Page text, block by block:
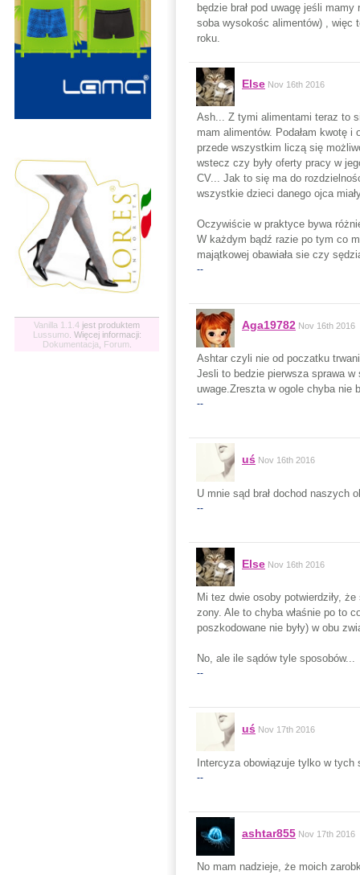
Vanilla 1.1.4 jest produktem
Lussumo. Więcej informacji:
Dokumentacja
Forum
będzie brał pod uwagę jeśli
soba wysokośc alimentów) , więc
roku.
Else Nov 16th 2016
Ash... Z tymi alimentami teraz to
mam alimentów. Podałam kwotę i
przede wszystkim liczą się
wstecz czy były oferty pracy w
CV... Jak to się ma do
wszystkie dzieci danego ojca
Oczywiście w praktyce bywa
W każdym bądź razie po tym co
majątkowej obawiała sie czy
--
Aga19782 Nov 16th 2016
Ashtar czyli nie od poczatku
Jesli to bedzie pierwsza sprawa
uwage.Zreszta w ogole chyba nie
--
uś Nov 16th 2016
U mnie sąd brał dochod naszych
--
Else Nov 16th 2016
Mi tez dwie osoby potwierdziły,
zony. Ale to chyba właśnie po to
poszkodowane nie były) w obu
No, ale ile sądów tyle sposobów...
--
uś Nov 17th 2016
Intercyza obowiązuje tylko w
--
ashtar855 Nov 17th 2016
No mam nadzieje, że moich